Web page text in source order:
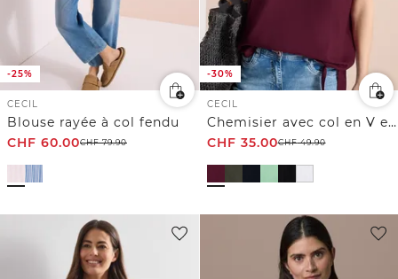
-25%
CECIL
Blouse rayée à col fendu
CHF 60.00CHF79.90
-30%
CECIL
Chemisier avec col en V et nœuds
CHF 35.00CHF49.90